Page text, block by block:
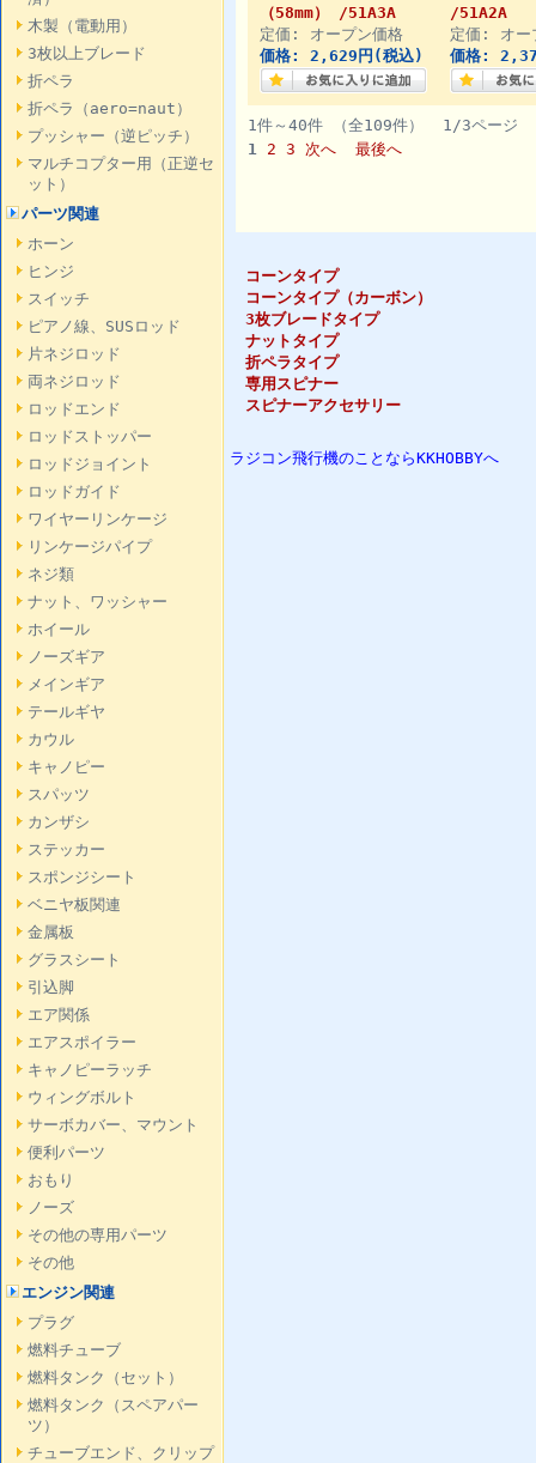
木製（電動用）
3枚以上ブレード
折ペラ
折ペラ（aero=naut）
プッシャー（逆ピッチ）
マルチコプター用（正逆セ
ット）
パーツ関連
ホーン
ヒンジ
スイッチ
ピアノ線、SUSロッド
片ネジロッド
両ネジロッド
ロッドエンド
ロッドストッパー
ロッドジョイント
ロッドガイド
ワイヤーリンケージ
リンケージパイプ
ネジ類
ナット、ワッシャー
ホイール
ノーズギア
メインギア
テールギヤ
カウル
キャノピー
スパッツ
カンザシ
ステッカー
スポンジシート
ベニヤ板関連
金属板
グラスシート
引込脚
エア関係
エアスポイラー
キャノピーラッチ
ウィングボルト
サーボカバー、マウント
便利パーツ
おもり
ノーズ
その他の専用パーツ
その他
エンジン関連
プラグ
燃料チューブ
燃料タンク（セット）
燃料タンク（スペアパー
ツ）
チューブエンド、クリップ
（58mm） /51A3A
定価: オープン価格
価格: 2,629円(税込)
/51A2A
定価: オー
価格:
1件～40件 （全109件） 1/3ページ
1 2 3 次へ 最後へ
コーンタイプ
コーンタイプ（カーボン）
3枚ブレードタイプ
ナットタイプ
折ペラタイプ
専用スピナー
スピナーアクセサリー
ラジコン飛行機のことならKKHOBBYへ